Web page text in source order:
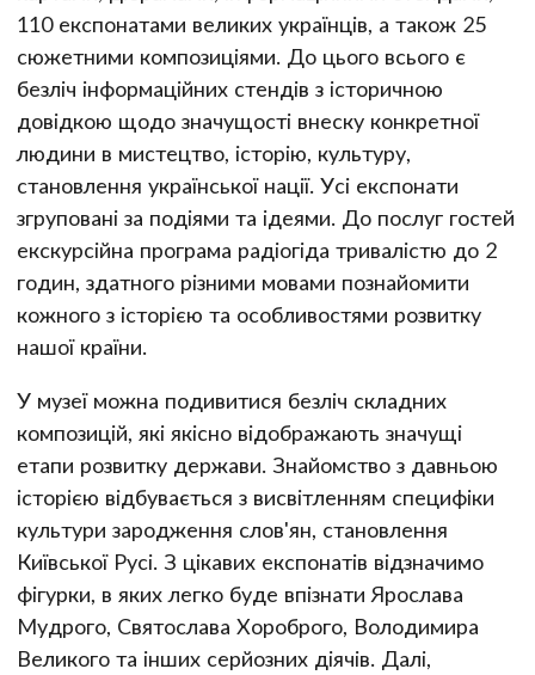
110 експонатами великих українців, а також 25
сюжетними композиціями. До цього всього є
безліч інформаційних стендів з історичною
довідкою щодо значущості внеску конкретної
людини в мистецтво, історію, культуру,
становлення української нації. Усі експонати
згруповані за подіями та ідеями. До послуг гостей
екскурсійна програма радіогіда тривалістю до 2
годин, здатного різними мовами познайомити
кожного з історією та особливостями розвитку
нашої країни.
У музеї можна подивитися безліч складних
композицій, які якісно відображають значущі
етапи розвитку держави. Знайомство з давньою
історією відбувається з висвітленням специфіки
культури зародження слов'ян, становлення
Київської Русі. З цікавих експонатів відзначимо
фігурки, в яких легко буде впізнати Ярослава
Мудрого, Святослава Хороброго, Володимира
Великого та інших серйозних діячів. Далі,